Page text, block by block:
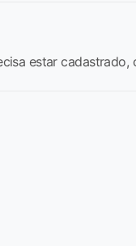
estar cadastrado,